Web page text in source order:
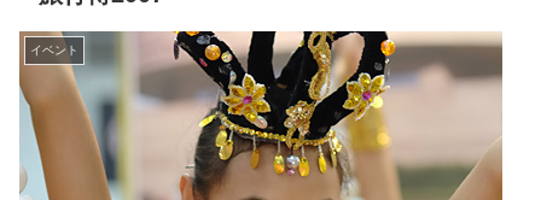
イベント